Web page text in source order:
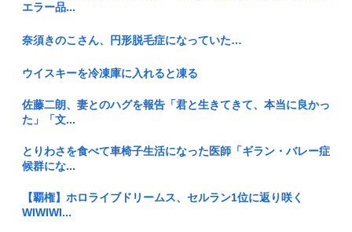
【動画】エッチなJCの修行見つかる
【朝鮮再侵略、手をこまねいてはいない、軍事的選択肢だ】北
韓国サッカー協会、2011～12年に国際審判員らを性接待
安倍昭恵「なんで安倍晋三が殺されたのか今でもわからない」
高市首相のあいさつはコピペ率85%…「広島への思い」石破前
首相・...
マチアプで会う約束してた相手にこの返信送ったらブロックさ
エラー品...
奈須きのこさん、円形脱毛症になっていた…
ウイスキーを冷凍庫に入れると凍る
佐藤二朗、妻とのハグを報告「君と生きてきて、本当に良かっ
た」「文...
とりわさを食べて車椅子生活になった医師「ギラン・バレー症
候群にな...
【覇権】ホロライブドリームス、セルラン1位に返り咲く
WIWIWI...